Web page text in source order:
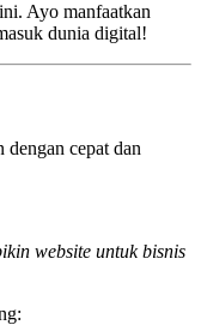
Ayo manfaatkan
dunia digital!
cepat dan
website untuk bisnis